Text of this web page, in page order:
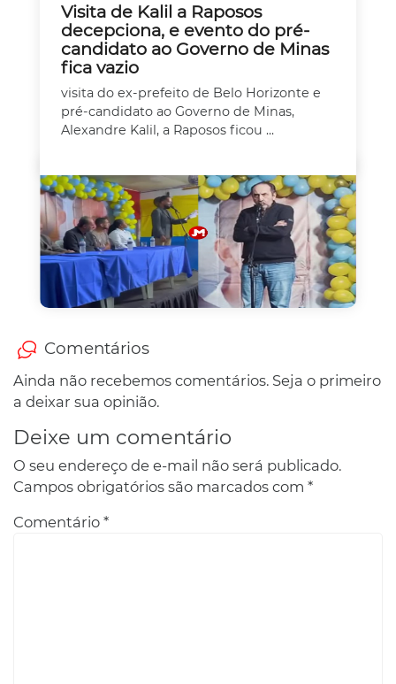
Visita de Kalil a Raposos
decepciona, e evento do pré-
candidato ao Governo de Minas
fica vazio
visita do ex-prefeito de Belo Horizonte e
pré-candidato ao Governo de Minas,
Alexandre Kalil, a Raposos ficou ...
Comentários
Ainda não recebemos comentários. Seja o primeiro
a deixar sua opinião.
Deixe um comentário
O seu endereço de e-mail não será publicado.
Campos obrigatórios são marcados com *
Comentário *